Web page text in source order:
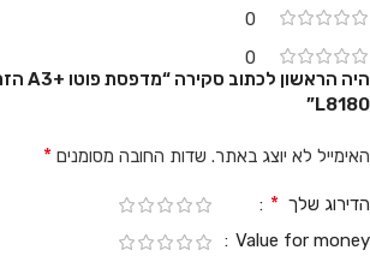
0
0
L8180”
האימייל לא יוצג באתר. שדות החובה מסומנים *
הדירוג שלך *
Value for money